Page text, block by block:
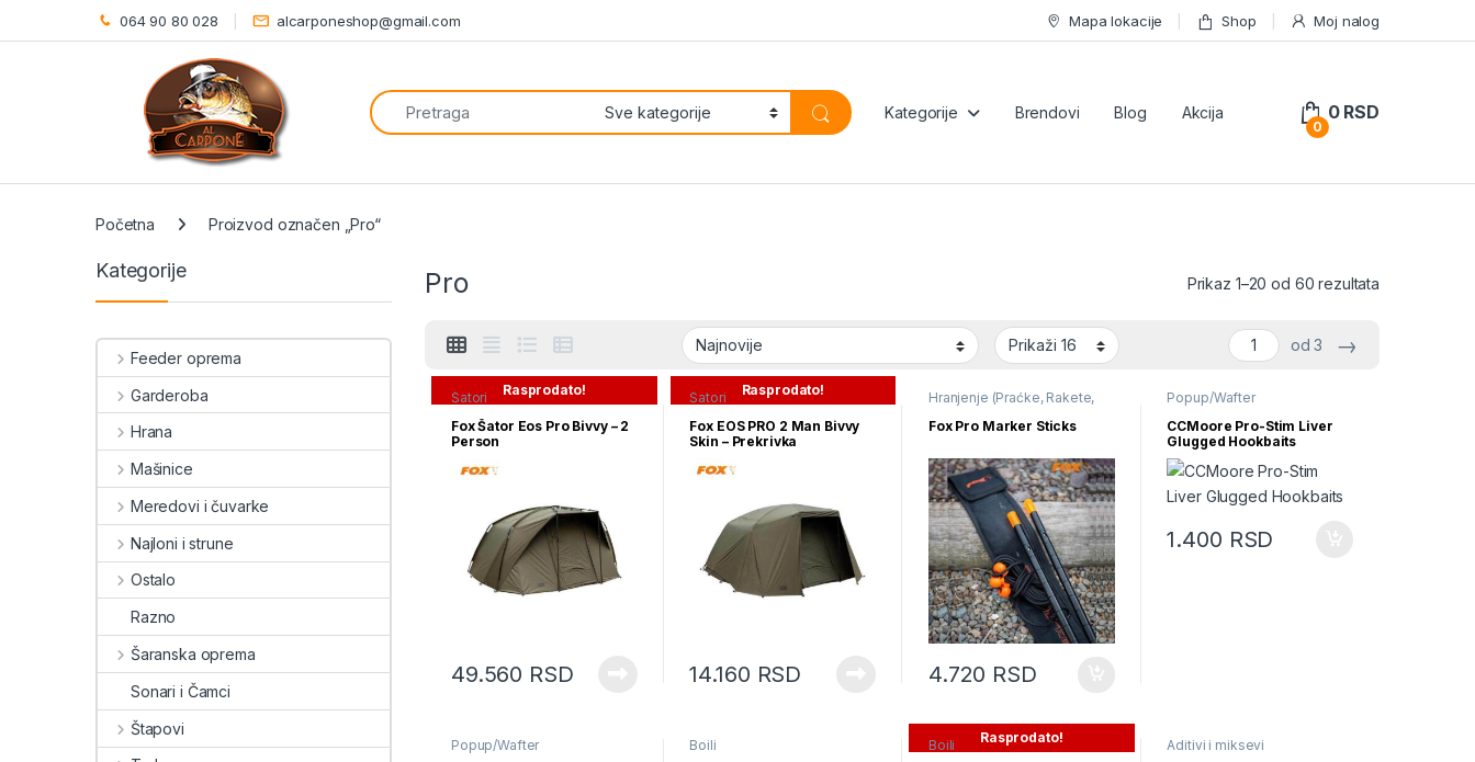
064 90 80 028 alcarponeshop@gmail.com Mapa lokacije Shop Moj nalog
Search for:
Kategorije Brendovi Blog Akcija
0
0 RSD
Početna Proizvod označen „Pro“
Pro Prikaz 1–20 od 60 rezultata
od 3 →
Rasprodato!
Šatori
Fox Šator Eos Pro Bivvy – 2
Person
49.560 RSD
Rasprodato!
Šatori
Fox EOS PRO 2 Man Bivvy
Skin – Prekrivka
14.160 RSD
Hranjenje (Praćke, Rakete,
Markeri)
Fox Pro Marker Sticks
4.720 RSD
Popup/Wafter
CCMoore Pro-Stim Liver
Glugged Hookbaits
1.400 RSD
Popup/Wafter
Boili
Rasprodato!
Boili
Aditivi i miksevi
Kategorije
Feeder oprema
Garderoba
Hrana
Mašinice
Meredovi i čuvarke
Najloni i strune
Ostalo
Razno
Šaranska oprema
Sonari i Čamci
Štapovi